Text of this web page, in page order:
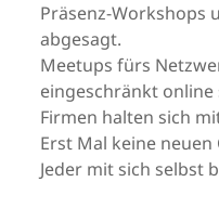
Präsenz-Workshops
abgesagt.
Meetups fürs
eingeschränkt online
Firmen halten sich
Erst Mal keine neuen
Jeder mit sich selbst